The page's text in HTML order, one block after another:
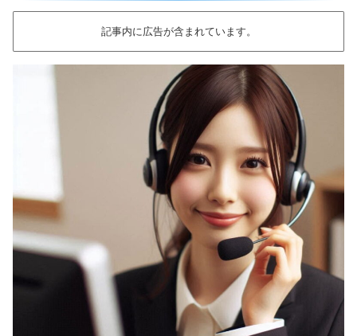
記事内に広告が含まれています。